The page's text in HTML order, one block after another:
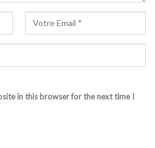
in this browser for the next time I